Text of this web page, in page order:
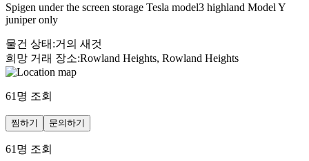
Spigen under the screen storage Tesla model3 highland Model Y
juniper only
물건 상태 :거의 새것
희망 거래 장소:Rowland Heights, Rowland Heights
61 명 조회
찜하기 문의하기
61 명 조회